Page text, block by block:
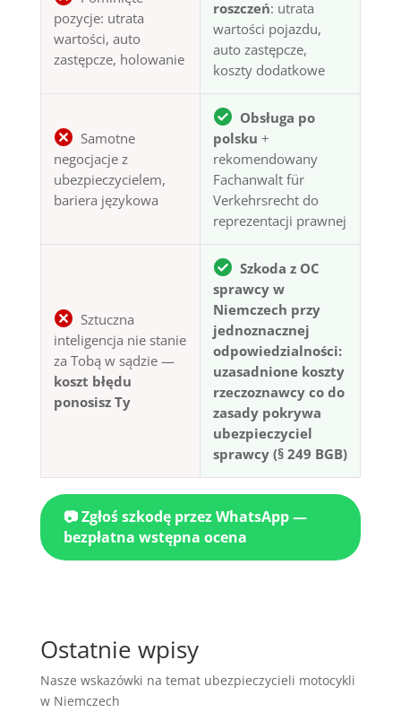
pozycje: utrata
wartości, auto
zastępcze, holowanie
roszczeń: utrata
wartości pojazdu,
auto zastępcze,
koszty dodatkowe
Samotne
negocjacje z
ubezpieczycielem,
bariera językowa
Obsługa po
polsku +
rekomendowany
Fachanwalt für
Verkehrsrecht do
reprezentacji prawnej
Sztuczna
inteligencja nie stanie
za Tobą w sądzie —
koszt błędu
ponosisz Ty
Szkoda z OC
sprawcy w
Niemczech przy
jednoznacznej
odpowiedzialności:
uzasadnione koszty
rzeczoznawcy co do
zasady pokrywa
ubezpieczyciel
sprawcy (§ 249 BGB)
📷 Zgłoś szkodę przez WhatsApp —
bezpłatna wstępna ocena
Ostatnie wpisy
Nasze wskazówki na temat ubezpieczycieli motocykli
w Niemczech